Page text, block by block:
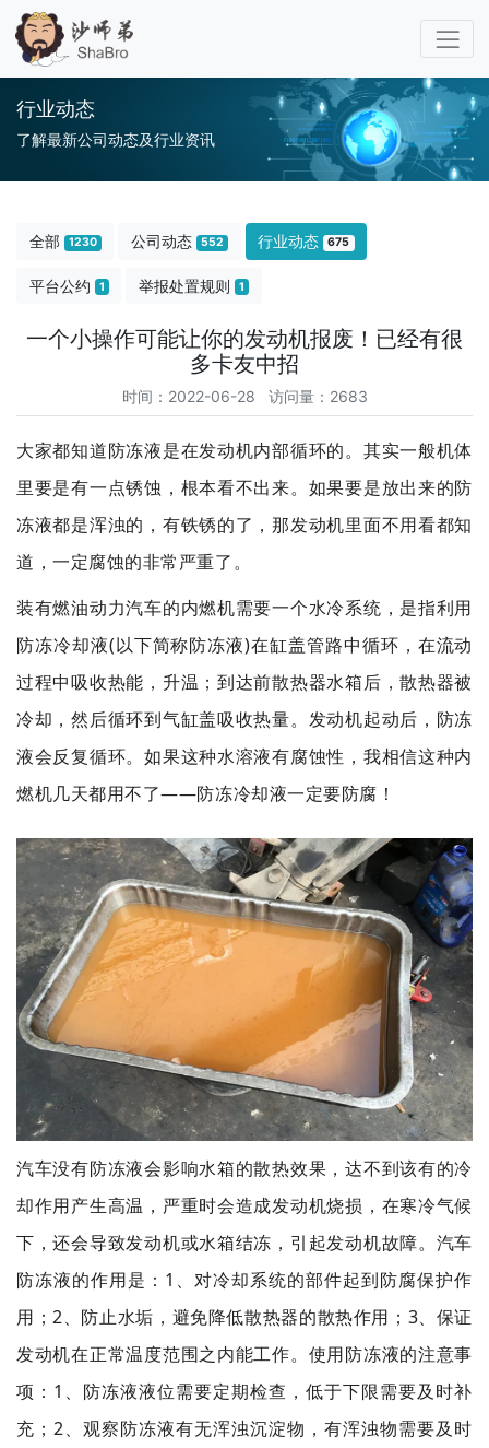
行业动态
了解最新公司动态及行业资讯
全部 1230 公司动态 552 行业动态 675
平台公约 1 举报处置规则 1
一个小操作可能让你的发动机报废！已经有很
多卡友中招
时间：2022-06-28 访问量：2683
大家都知道防冻液是在发动机内部循环的。其实一般机体
里要是有一点锈蚀，根本看不出来。如果要是放出来的防
冻液都是浑浊的，有铁锈的了，那发动机里面不用看都知
道，一定腐蚀的非常严重了。
装有燃油动力汽车的内燃机需要一个水冷系统，是指利用
防冻冷却液(以下简称防冻液)在缸盖管路中循环，在流动
过程中吸收热能，升温；到达前散热器水箱后，散热器被
冷却，然后循环到气缸盖吸收热量。发动机起动后，防冻
液会反复循环。如果这种水溶液有腐蚀性，我相信这种内
燃机几天都用不了——防冻冷却液一定要防腐！
汽车没有防冻液会影响水箱的散热效果，达不到该有的冷
却作用产生高温，严重时会造成发动机烧损，在寒冷气候
下，还会导致发动机或水箱结冻，引起发动机故障。汽车
防冻液的作用是：1、对冷却系统的部件起到防腐保护作
用；2、防止水垢，避免降低散热器的散热作用；3、保证
发动机在正常温度范围之内能工作。使用防冻液的注意事
项：1、防冻液液位需要定期检查，低于下限需要及时补
充；2、观察防冻液有无浑浊沉淀物，有浑浊物需要及时